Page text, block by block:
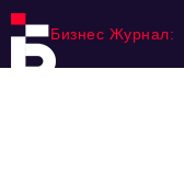
Бизнес Журнал: